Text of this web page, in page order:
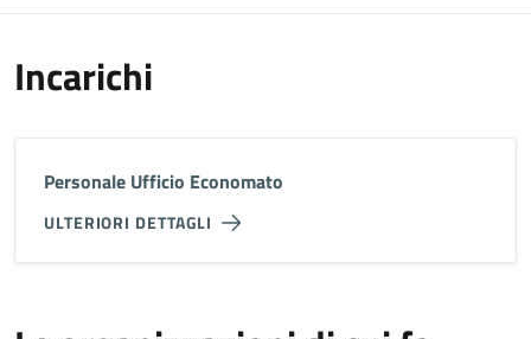
Incarichi
Personale Ufficio Economato
ULTERIORI DETTAGLI